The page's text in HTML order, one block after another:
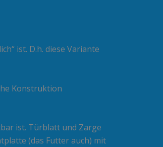
ist. D.h. diese Variante
Konstruktion
ist. Türblatt und Zarge
(das Futter auch) mit